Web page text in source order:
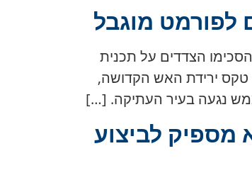
מוגבל
הסכימו הצדדים על תכנית
טקס ירידת האש הקדושה,
נגעה בעיר העתיקה. […]
אך זה לא מספיק לביצוע